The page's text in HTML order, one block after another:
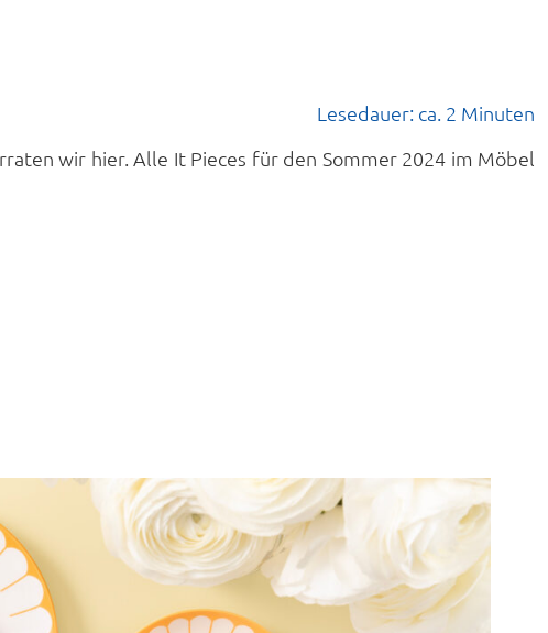
Lesedauer: ca. 2 Minuten
wir hier. Alle It Pieces für den Sommer 2024 im Möbel